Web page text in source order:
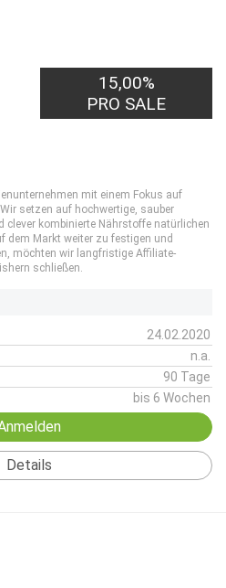
15,00%
PRO SALE
mit einem Fokus auf
setzen auf hochwertige, sauber
clever kombinierte Nährstoffe natürlichen
dem Markt weiter zu festigen und
möchten wir langfristige Affiliate-
schließen.
24.02.2020
n.a.
90 Tage
bis 6 Wochen
Details